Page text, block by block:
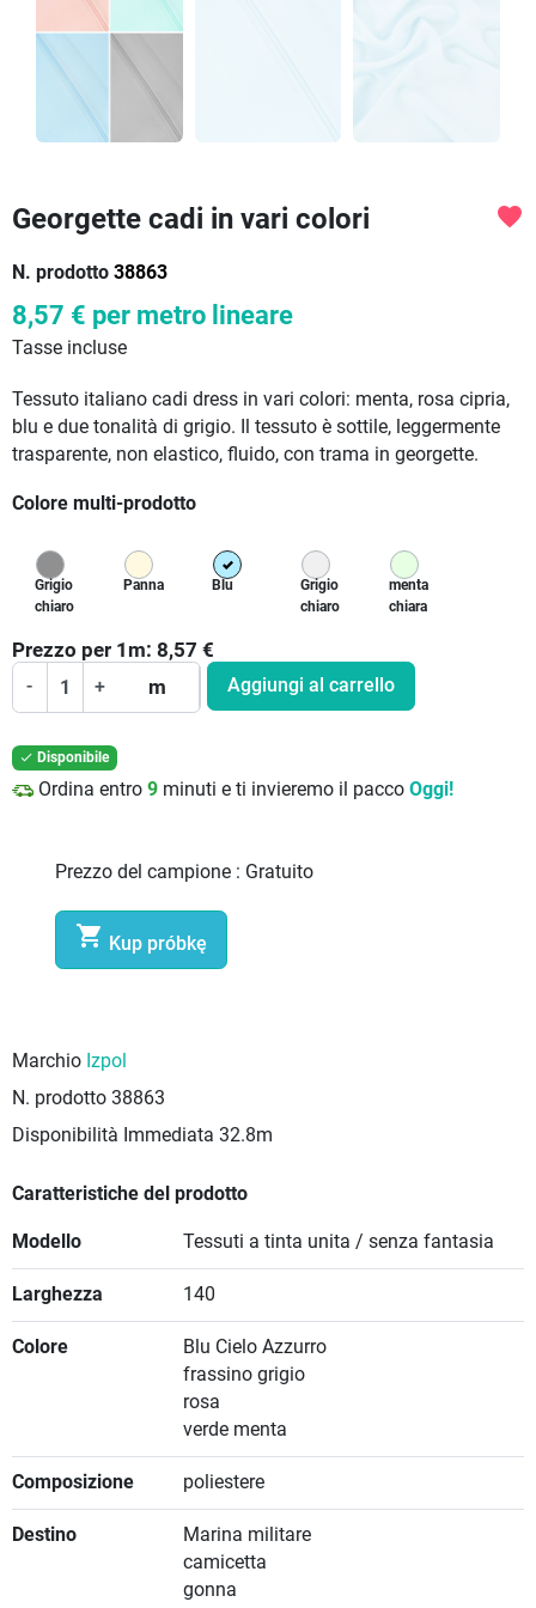
Georgette cadi in vari colori
N. prodotto 38863
favorite
8,57 € per metro lineare
Tasse incluse
Tessuto italiano cadi dress in vari colori: menta, rosa cipria,
blu e due tonalità di grigio. Il tessuto è sottile, leggermente
trasparente, non elastico, fluido, con trama in georgette.
Colore multi-prodotto
Grigio
chiaro
Panna Blu
Grigio
chiaro
menta
chiara
Prezzo per 1 m: 8,57 €
- + m Aggiungi al carrello
 Disponibile
Ordina entro 9 minuti e ti invieremo il pacco Oggi!
Prezzo del campione : Gratuito
 Kup próbkę
Marchio Izpol
N. prodotto 38863
Disponibilità Immediata 32.8m
Caratteristiche del prodotto
Modello Tessuti a tinta unita / senza fantasia
Larghezza 140
Colore
Blu Cielo Azzurro
frassino grigio
rosa
verde menta
Composizione poliestere
Destino
Marina militare
camicetta
gonna